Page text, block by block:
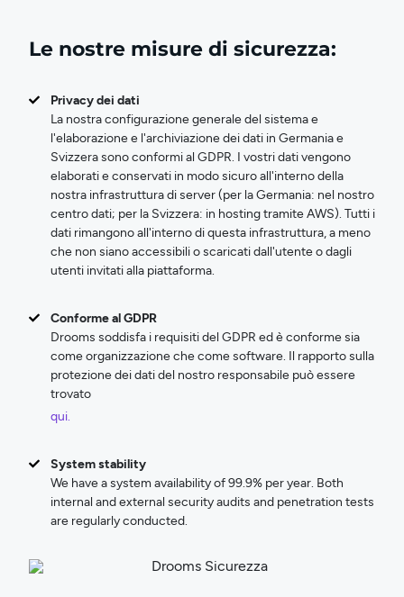
Le nostre misure di sicurezza:
Privacy dei dati
La nostra configurazione generale del sistema e
l'elaborazione e l'archiviazione dei dati in Germania e
Svizzera sono conformi al GDPR. I vostri dati vengono
elaborati e conservati in modo sicuro all'interno della
nostra infrastruttura di server (per la Germania: nel nostro
centro dati; per la Svizzera: in hosting tramite AWS). Tutti i
dati rimangono all'interno di questa infrastruttura, a meno
che non siano accessibili o scaricati dall'utente o dagli
utenti invitati alla piattaforma.
Conforme al GDPR
Drooms soddisfa i requisiti del GDPR ed è conforme sia
come organizzazione che come software. Il rapporto sulla
protezione dei dati del nostro responsabile può essere
trovato
qui.
System stability
We have a system availability of 99.9% per year. Both
internal and external security audits and penetration tests
are regularly conducted.